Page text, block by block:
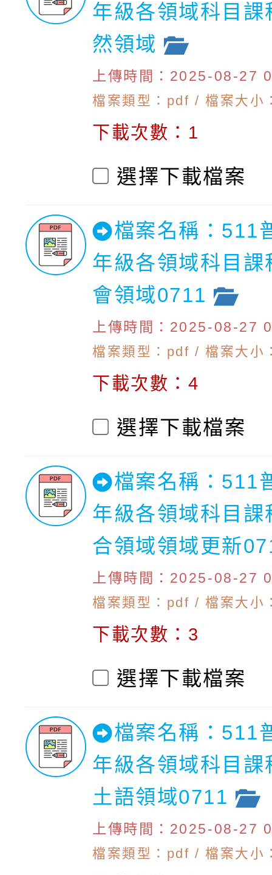
年級各領域科目課
然領域
上傳時間：2025-08-27
檔案類型：pdf / 檔案大小
下載次數：1
選擇下載檔案
檔案名稱：511
年級各領域科目課
會領域0711
上傳時間：2025-08-27
檔案類型：pdf / 檔案大小
下載次數：4
選擇下載檔案
檔案名稱：511
年級各領域科目課
合領域領域更新
上傳時間：2025-08-27
檔案類型：pdf / 檔案大小
下載次數：3
選擇下載檔案
檔案名稱：511
年級各領域科目課
土語領域0711
上傳時間：2025-08-27
檔案類型：pdf / 檔案大小